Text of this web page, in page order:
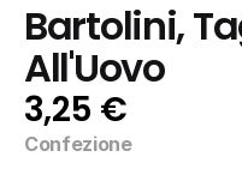
Bartolini,
All'Uovo
3,25 €
Confezione